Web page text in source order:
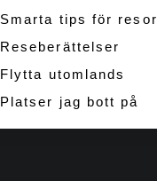
Smarta tips för resor
Reseberättelser
Flytta utomlands
Platser jag bott på